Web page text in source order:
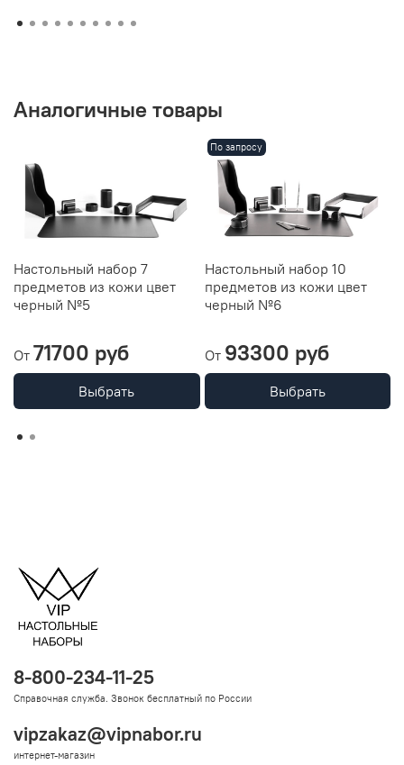
Аналогичные товары
Настольный набор 7
предметов из кожи цвет
черный №5
От 71700 руб
Выбрать
По запросу
Настольный набор 10
предметов из кожи цвет
черный №6
От 93300 руб
Выбрать
8-800-234-11-25
Справочная служба. Звонок бесплатный по России
vipzakaz@vipnabor.ru
интернет-магазин